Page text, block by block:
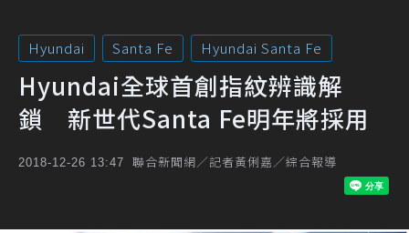
Hyundai Santa Fe Hyundai Santa Fe
Hyundai全球首創指紋辨識解
鎖 新世代Santa Fe明年將採用
2018-12-26 13:47 聯合新聞網／記者黃俐嘉／綜合報導